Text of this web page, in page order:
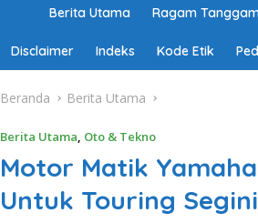
m
e
Berita Utama Ragam
Disclaimer Indeks Kode Etik
Beranda Berita Utama
Berita Utama Oto & Tekno
Motor Matik
Untuk Touring